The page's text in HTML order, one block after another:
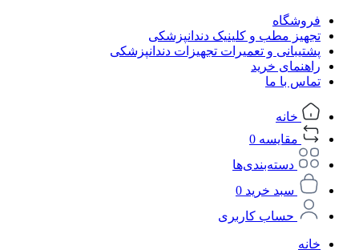
فروشگاه
تجهیز مطب و کلینیک دندانپزشکی
پشتیبانی و تعمیرات تجهیزات دندانپزشکی
راهنمای خرید
تماس با ما
خانه
مقایسه 0
دسته‌بندی‌ها
سبد خرید 0
حساب کاربری
خانه